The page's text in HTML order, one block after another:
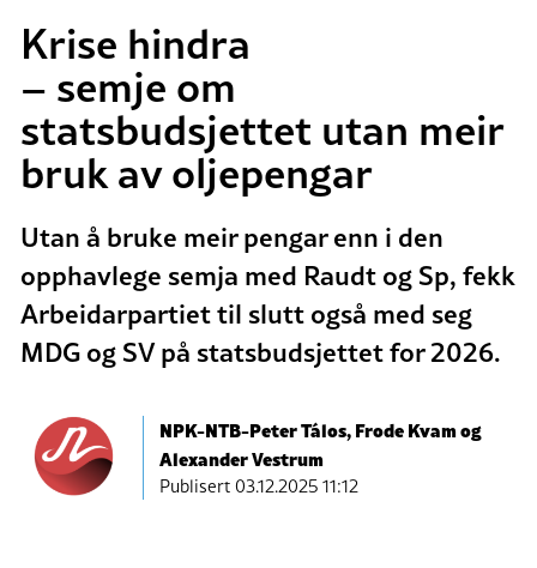
Krise hindra
– semje om
statsbudsjettet utan meir
bruk av oljepengar
Utan å bruke meir pengar enn i den
opphavlege semja med Raudt og Sp, fekk
Arbeidarpartiet til slutt også med seg
MDG og SV på statsbudsjettet for 2026.
NPK-NTB-Peter Tálos, Frode Kvam og
Alexander Vestrum
Publisert03.12.2025 11:12